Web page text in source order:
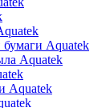
бумаги Aquatek
Aquatek
Aquatek